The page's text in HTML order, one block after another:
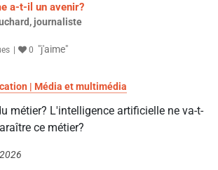
a-t-il un avenir?
journaliste
0 "j'aime"
| Média et multimédia
métier? L'intelligence artificielle ne va-t-
ce métier?